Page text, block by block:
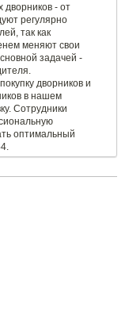
дворников - от
регулярно
так как
меняют свои
задачей -
дворников и
в нашем
Сотрудники
оптимальный